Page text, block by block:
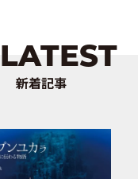
LATEST
新着記事